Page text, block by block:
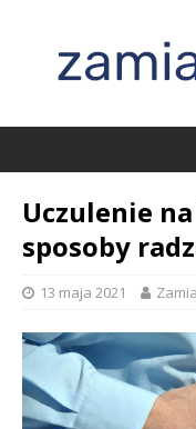
Uczulenie
sposoby
13 maja 2021